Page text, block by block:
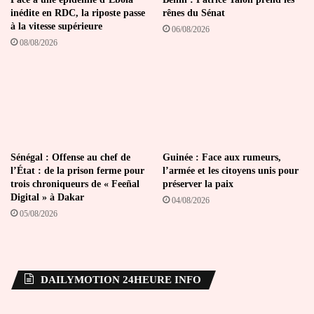
inédite en RDC, la riposte passe
à la vitesse supérieure
08/08/2026
rênes du Sénat
06/08/2026
Sénégal : Offense au chef de
l’État : de la prison ferme pour
trois chroniqueurs de « Feeñal
Digital » à Dakar
05/08/2026
Guinée : Face aux rumeurs,
l’armée et les citoyens unis pour
préserver la paix
04/08/2026
DAILYMOTION 24HEURE INFO